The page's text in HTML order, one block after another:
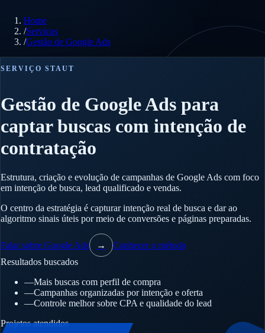
Home
/Serviços
/Gestão de Google Ads
SERVIÇO STAUT
Gestão de Google Ads para
captar buscas com intenção de
contratação
Estrutura, criação e evolução de campanhas de Google Ads com foco
em intenção de busca, lead qualificado e vendas.
O centro da estratégia é capturar intenção real de busca e dar ao
algoritmo sinais úteis por meio de conversões e páginas preparadas.
Falar sobre Google Ads →
Conhecer o método
Resultados buscados
—Mais buscas com perfil de compra
—Campanhas organizadas por intenção e oferta
—Controle melhor sobre CPA e qualidade do lead
Projetos atendidos